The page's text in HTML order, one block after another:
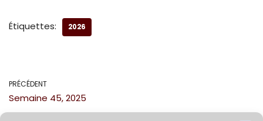
Étiquettes: 2026
PRÉCÉDENT
Semaine 45, 2025